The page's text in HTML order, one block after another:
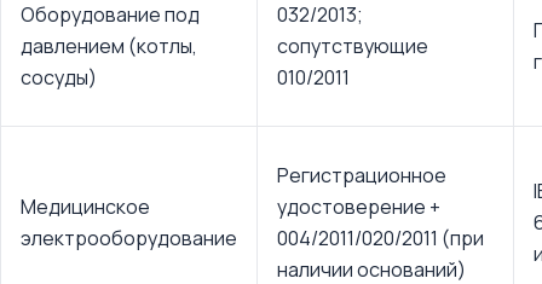
Оборудование под
давлением (котлы,
сосуды)
032/2013;
сопутствующие
010/2011
Медицинское
электрооборудование
Регистрационное
удостоверение +
004/2011/020/2011 (при
наличии оснований)